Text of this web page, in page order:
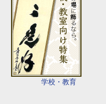
学校・教育